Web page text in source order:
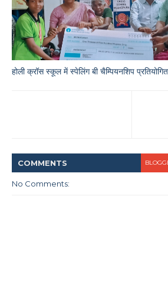
होली क्रॉस स्कूल में स्पेलिंग बी चैम्पियनशिप
COMMENTS
No Comments: